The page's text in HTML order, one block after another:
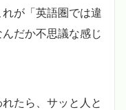
が「英語圏では違
だか不思議な感じ
たら、サッと人と